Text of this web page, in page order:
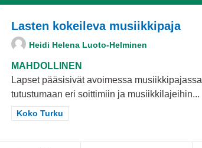
Lasten kokeileva musiikkipaja
Heidi Helena Luoto-Helminen
MAHDOLLINEN
Lapset pääsisivät avoimessa musiikkipajassa
tutustumaan eri soittimiin ja musiikkilajeihin...
Rajaa tulokset teeman mukaan: Koko Turku
Koko Turku